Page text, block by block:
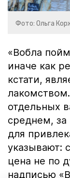
Фото: Ольга
«Вобла
иначе как
кстати,
отдельных
среднем,
для
указывают:
цена не по
надписью